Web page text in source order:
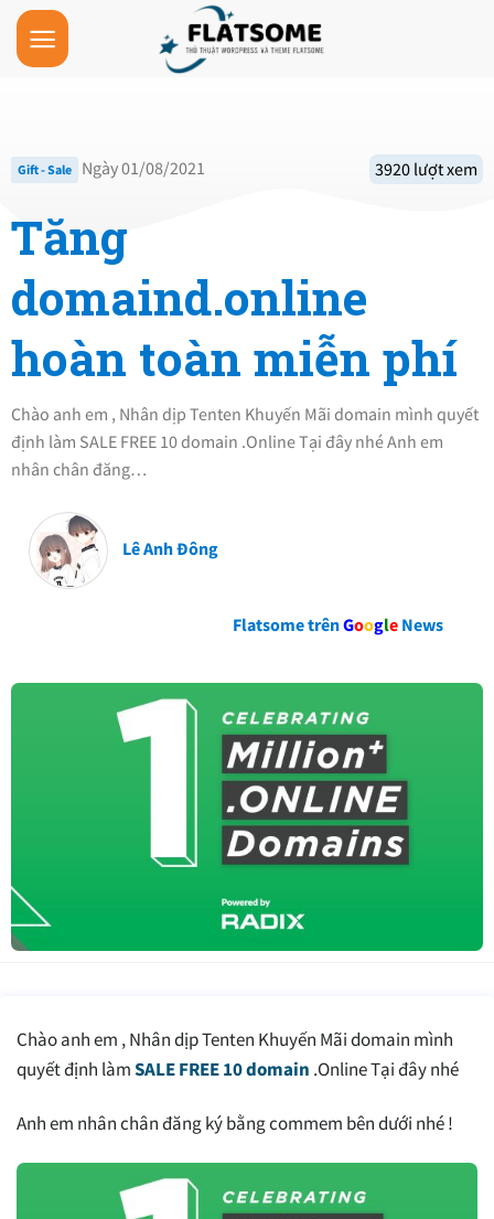
Skip
content
Gift - Sale Ngày 01/08/2021 3920 lượt xem
Tăng
domaind.online
hoàn toàn miễn phí
Chào anh em , Nhân dịp Tenten Khuyến Mãi domain mình quyết
định làm SALE FREE 10 domain .Online Tại đây nhé Anh em
nhân chân đăng…
Lê Anh Đông
Flatsome trênGoogle News
Chào anh em , Nhân dịp Tenten Khuyến Mãi domain mình
quyết định làmSALE FREE 10 domain .Online Tại đây nhé
Anh em nhân chân đăng ký bằng commem bên dưới nhé !